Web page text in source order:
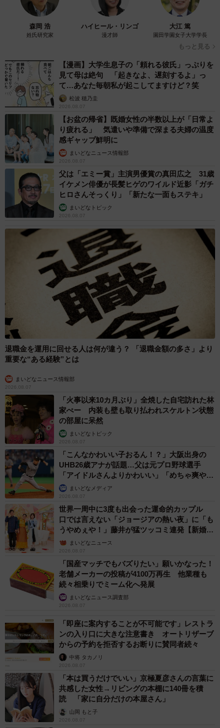
タンスや高い家具をなくした寝室（マヒロッツォさん提供）
ただ、突っ張り棒だけはしていなかったといい「ほんと恥
ずかしい限りです」といい、「ツイッターを10年以上やっ
てきましたが、ここまで大勢の方々に見られたのは初めて
た。私の写真から少しでも皆さんの防災意識が高まればい
いなと思います」と話してくれました。
ちなみに、その後、寝室に高い家具を置かないよう、断捨
離をしたそうです。
その突っ張り棒の付け方、合ってる？
4/8
つっぱり棒をはめて、伸ばす。正しく使えば効果は絶大（同社提供）
ただ、その頼みの突っ張り棒も、付け方によっては効果が
薄れ、最悪の場合、外れてしまうことすらあるのをご存じ
でしょうか。日本で初めて突っ張り棒を開発し、「つっぱ
して正しい使い方の普及に努めている、平安伸銅工業（大
阪市）に聞きました。
森岡 浩
姓氏研究家
ハイヒール・リンゴ
漫才師
大江 篤
園田学園女子大学学長
もっと見る
【漫画】大学生息子の「頼れる彼氏」っぷりを
見て母は絶句 「起きなよ、遅刻するよ」っ
て…あなた毎朝私が起こしてますけど？笑
松波 穂乃圭
2026.08.07
【お盆の帰省】既婚女性の半数以上が「日常よ
り疲れる」 気遣いや準備で深まる夫婦の温度
感ギャップ鮮明に
まいどなニュース情報部
2026.08.07
父は「エミー賞」主演男優賞の真田広之 31歳
イケメン俳優が長髪ヒゲのワイルド近影「ガチ
ヒロさんそっくり」「新たな一面もステキ」
まいどなトピック
2026.08.07
退職金を運用に回せる人は何が違う？ 「退職金額の多さ」より
重要な“ある経験”とは
まいどなニュース情報部
2026.08.07
「火事以来10カ月ぶり」全焼した自宅訪れた林
家ぺー 内装も壁も取り払われスケルトン状態
の部屋に呆然
まいどなトピック
2026.08.07
「こんなかわいい子おるん！？」大阪出身の
UHB26歳アナが話題…父は元プロ野球選手
「アイドルさんよりかわいい」「めちゃ爽や
か」まいどなメディア
2026.08.07
世界一周中に3度も出会った運命的カップル
口では言えない「ジョージアの熱い夜」に「も
うやめぇや！」藤井が猛ツッコミ連発【新婚さ
ん】まいどなニュース
2026.08.07
「国産マッチでもバズりたい」願いかなった！
老舗メーカーの投稿が4100万再生 他業種も
続々相乗りでミーム化へ発展
まいどなニュース調査部
2026.08.07
「即座に案内することが不可能です」レストラ
ンの入り口に大きな注意書き オートリザーブ
からの予約を拒否するお断りに賛同者続々
中将 タカノリ
2026.08.07
「本は買うだけでいい」京極夏彦さんの言葉に
共感した女性→リビングの本棚に140冊を積
読 「家に自分だけの本屋さん」
山岡 もと子
2026.08.07